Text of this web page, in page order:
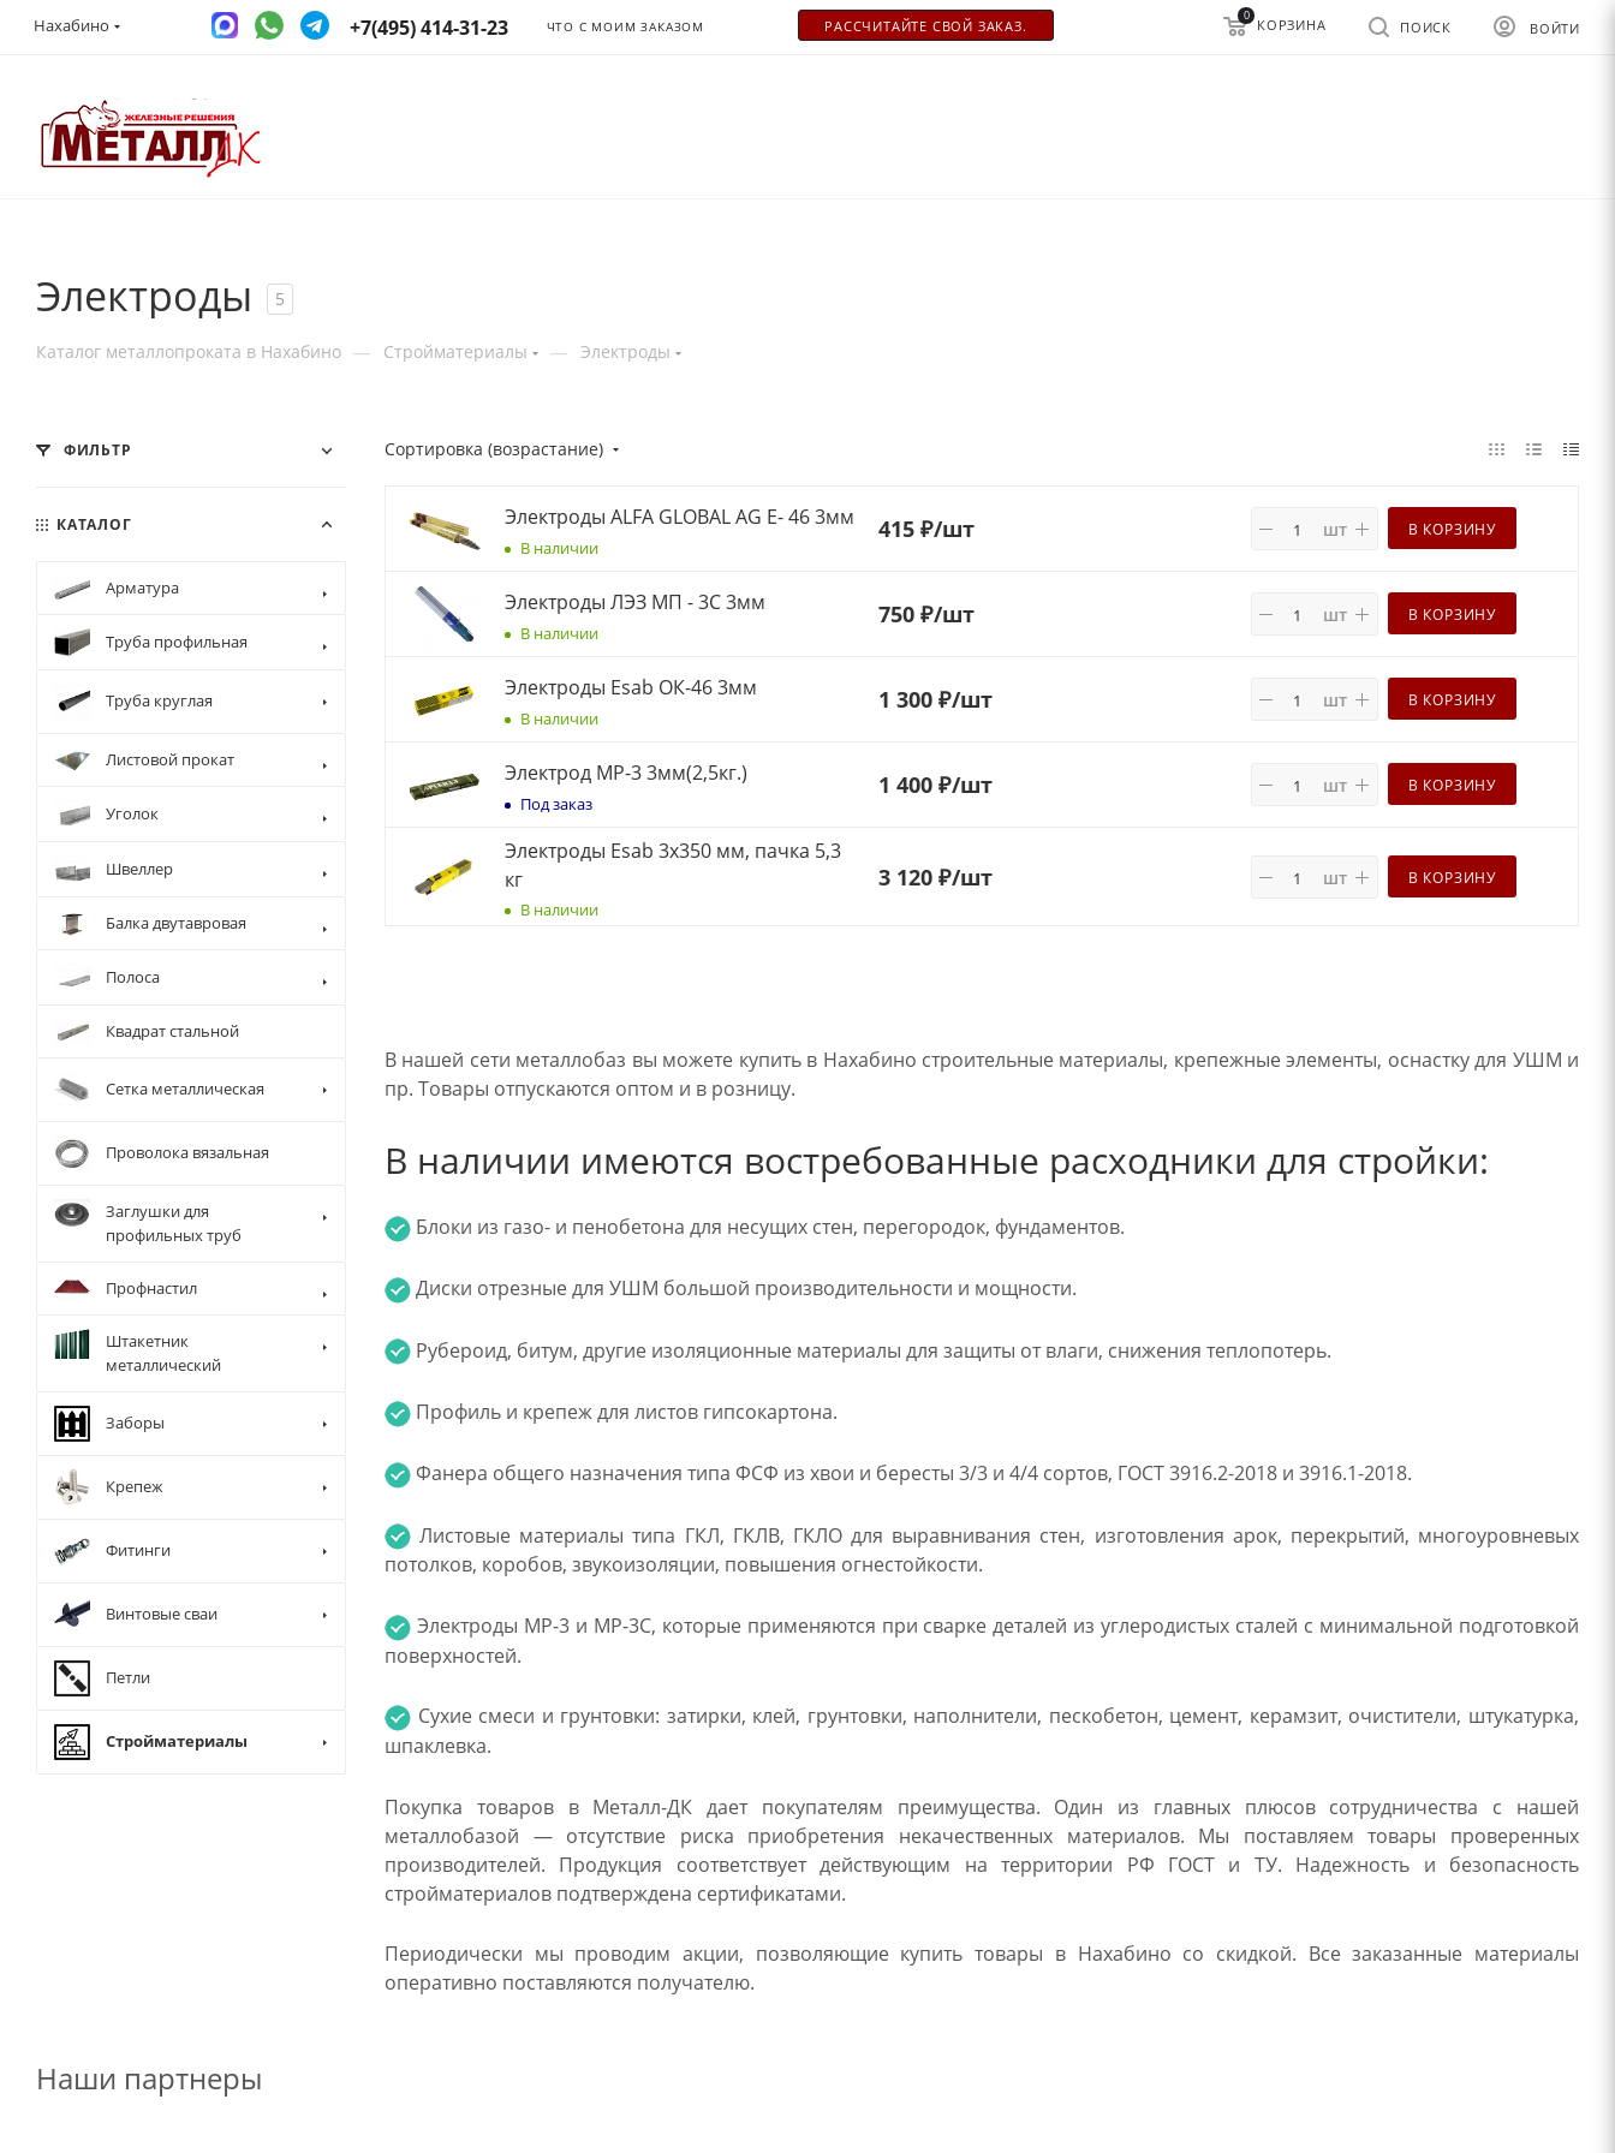
Нахабино +7(495) 414-31-23 ЧТО С МОИМ ЗАКАЗОМ РАСCЧИТАЙТЕ СВОЙ ЗАКАЗ. ВОЙТИ
ПОИСК
0
КОРЗИНА
Электроды 5
Каталог металлопроката в Нахабино — Стройматериалы — Электроды
Сортировка (возрастание)
Электроды ALFA GLOBAL AG E- 46 3мм
В наличии
415 ₽/шт шт В КОРЗИНУ
Электроды ЛЭЗ МП - 3С 3мм
В наличии
750 ₽/шт шт В КОРЗИНУ
Электроды Esab ОК-46 3мм
В наличии
1 300 ₽/шт шт В КОРЗИНУ
Электрод МР-3 3мм(2,5кг.)
Под заказ
1 400 ₽/шт шт В КОРЗИНУ
Электроды Esab 3х350 мм, пачка 5,3
кг
В наличии
3 120 ₽/шт шт В КОРЗИНУ
В нашей сети металлобаз вы можете купить в Нахабино строительные материалы, крепежные элементы, оснастку для УШМ и
пр. Товары отпускаются оптом и в розницу.
В наличии имеются востребованные расходники для стройки:
Блоки из газо- и пенобетона для несущих стен, перегородок, фундаментов.
Диски отрезные для УШМ большой производительности и мощности.
Рубероид, битум, другие изоляционные материалы для защиты от влаги, снижения теплопотерь.
Профиль и крепеж для листов гипсокартона.
Фанера общего назначения типа ФСФ из хвои и бересты 3/3 и 4/4 сортов, ГОСТ 3916.2-2018 и 3916.1-2018.
Листовые материалы типа ГКЛ, ГКЛВ, ГКЛО для выравнивания стен, изготовления арок, перекрытий, многоуровневых
потолков, коробов, звукоизоляции, повышения огнестойкости.
Электроды МР-3 и МР-3С, которые применяются при сварке деталей из углеродистых сталей с минимальной подготовкой
поверхностей.
Сухие смеси и грунтовки: затирки, клей, грунтовки, наполнители, пескобетон, цемент, керамзит, очистители, штукатурка,
шпаклевка.
Покупка товаров в Металл-ДК дает покупателям преимущества. Один из главных плюсов сотрудничества с нашей
металлобазой — отсутствие риска приобретения некачественных материалов. Мы поставляем товары проверенных
производителей. Продукция соответствует действующим на территории РФ ГОСТ и ТУ. Надежность и безопасность
стройматериалов подтверждена сертификатами.
Периодически мы проводим акции, позволяющие купить товары в Нахабино со скидкой. Все заказанные материалы
оперативно поставляются получателю.
ФИЛЬТР
КАТАЛОГ
Арматура
Труба профильная
Труба круглая
Листовой прокат
Уголок
Швеллер
Балка двутавровая
Полоса
Квадрат стальной
Сетка металлическая
Проволока вязальная
Заглушки для
профильных труб
Профнастил
Штакетник
металлический
Заборы
Крепеж
Фитинги
Винтовые сваи
Петли
Стройматериалы
Наши партнеры